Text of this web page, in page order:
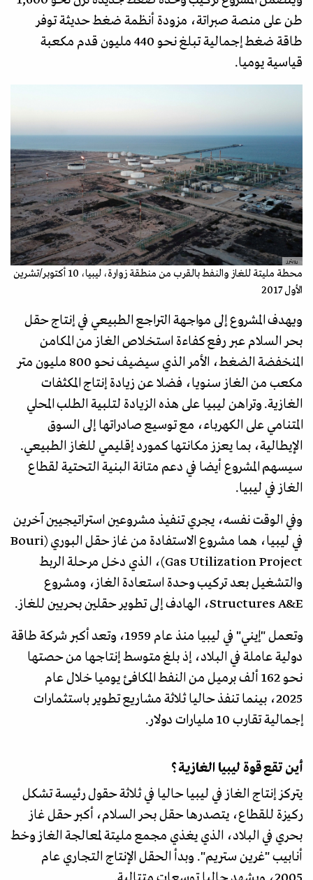
طن على منصة صبراتة، مزودة أنظمة ضغط حديثة توفر
طاقة ضغط إجمالية تبلغ نحو 440 مليون قدم مكعبة
قياسية يوميا.
رويترز
محطة مليتة للغاز والنفط بالقرب من منطقة زوارة، ليبيا، 10 أكتوبر/تشرين
الأول 2017
ويهدف المشروع إلى مواجهة التراجع الطبيعي في إنتاج حقل
بحر السلام عبر رفع كفاءة استخلاص الغاز من المكامن
المنخفضة الضغط، الأمر الذي سيضيف نحو 800 مليون متر
مكعب من الغاز سنويا، فضلا عن زيادة إنتاج المكثفات
الغازية. وتراهن ليبيا على هذه الزيادة لتلبية الطلب المحلي
المتنامي على الكهرباء، مع توسيع صادراتها إلى السوق
الإيطالية، بما يعزز مكانتها كمورد إقليمي للغاز الطبيعي.
سيسهم المشروع أيضا في دعم متانة البنية التحتية لقطاع
الغاز في ليبيا.
وفي الوقت نفسه، يجري تنفيذ مشروعين استراتيجيين آخرين
في ليبيا، هما مشروع الاستفادة من غاز حقل البوري (Bouri
Gas Utilization Project)، الذي دخل مرحلة الربط
والتشغيل بعد تركيب وحدة استعادة الغاز، ومشروع
Structures A&E، الهادف إلى تطوير حقلين بحريين للغاز.
وتعمل "إيني" في ليبيا منذ عام 1959، وتعد أكبر شركة طاقة
دولية عاملة في البلاد، إذ بلغ متوسط إنتاجها من حصتها
نحو 162 ألف برميل من النفط المكافئ يوميا خلال عام
2025، بينما تنفذ حاليا ثلاثة مشاريع تطوير باستثمارات
إجمالية تقارب 10 مليارات دولار.
أين تقع قوة ليبيا الغازية؟
يتركز إنتاج الغاز في ليبيا حاليا في ثلاثة حقول رئيسة تشكل
ركيزة للقطاع، يتصدرها حقل بحر السلام، أكبر حقل غاز
بحري في البلاد، الذي يغذي مجمع مليتة لمعالجة الغاز وخط
أنابيب "غرين ستريم". وبدأ الحقل الإنتاج التجاري عام